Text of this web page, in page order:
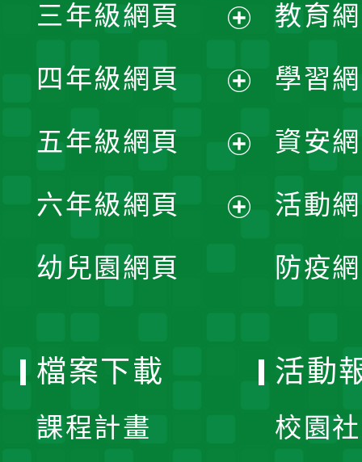
選
單
開
選
單
三年級網頁
開
選
單
四年級網頁
開
選
五年級網頁
開
六年級網頁
幼兒園網頁
教育
學習
資安
活動
防疫
檔案下載
課程計畫
活動
校園